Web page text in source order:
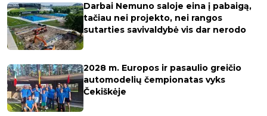
Darbai Nemuno saloje eina į pabaigą,
tačiau nei projekto, nei rangos
sutarties savivaldybė vis dar nerodo
2028 m. Europos ir pasaulio greičio
automodelių čempionatas vyks
Čekiškėje